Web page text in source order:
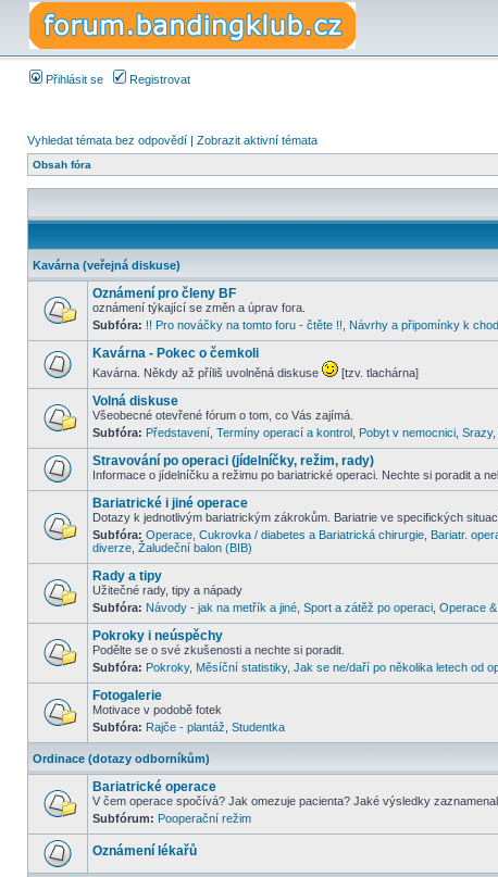
Přihlásit se Registrovat
Vyhledat témata bez odpovědí | Zobrazit aktivní témata
Obsah fóra
Kavárna (veřejná diskuse)
Oznámení pro členy BF
oznámení týkající se změn a úprav fora.
Subfóra: !! Pro nováčky na tomto foru - čtěte !! Návrhy a připomínky k
Kavárna - Pokec o čemkoli
Kavárna. Někdy až příliš uvolněná diskuse [tzv. tlachárna]
Volná diskuse
Všeobecné otevřené fórum o tom, co Vás zajímá.
Subfóra: Představení Termíny operací a kontrol Pobyt v nemocnici Srazy,
Stravování po operaci (jídelníčky, režim, rady)
Informace o jídelníčku a režimu po bariatrické operaci. Nechte si poradit a
Bariatrické i jiné operace
Dotazy k jednotlivým bariatrickým zákrokům. Bariatrie ve specifických
Subfóra: Operace Cukrovka / diabetes a Bariatrická chirurgie Bariatr.
diverze Žaludeční balon (BIB)
Rady a tipy
Užitečné rady, tipy a nápady
Subfóra: Návody - jak na metřík a jiné Sport a zátěž po operaci Operace
Pokroky i neúspěchy
Podělte se o své zkušenosti a nechte si poradit.
Subfóra: Pokroky, Měsíční statistiky, Jak se ne/daří po několika letech od
Fotogalerie
Motivace v podobě fotek
Subfóra: Rajče - plantáž Studentka
Ordinace (dotazy odborníkům)
Bariatrické operace
V čem operace spočívá? Jak omezuje pacienta? Jaké výsledky
Subfórum: Pooperační režim
Oznámení lékařů